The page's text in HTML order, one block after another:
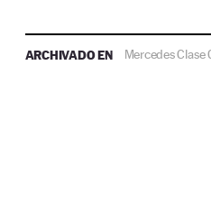
ARCHIVADO EN Mercedes Clase